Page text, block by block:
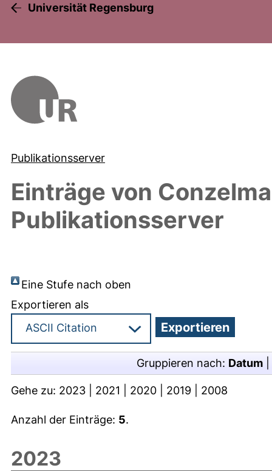
Universität Regensburg
Publikationsserver
Einträge von
Publikationsserver
Eine Stufe nach oben
Exportieren als
Gruppieren nach: Datum
Gehe zu: 2023 2021 2020 2019 2008
Anzahl der Einträge: 5.
2023